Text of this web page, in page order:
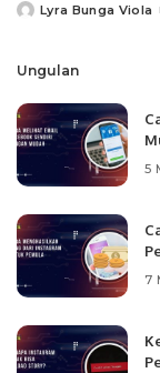
PostedLyra Bunga Viola
Ungulan
5
7